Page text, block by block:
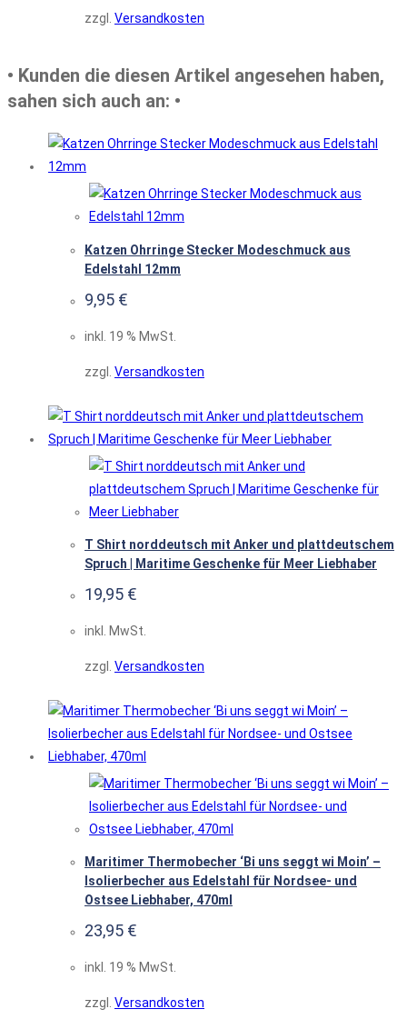
zzgl. Versandkosten
• Kunden die diesen Artikel angesehen haben,
sahen sich auch an: •
Katzen Ohrringe Stecker Modeschmuck aus
Edelstahl 12mm
9,95 €
inkl. 19 % MwSt.
zzgl. Versandkosten
T Shirt norddeutsch mit Anker und plattdeutschem
Spruch | Maritime Geschenke für Meer Liebhaber
19,95 €
inkl. MwSt.
zzgl. Versandkosten
Maritimer Thermobecher ‘Bi uns seggt wi Moin’ –
Isolierbecher aus Edelstahl für Nordsee- und
Ostsee Liebhaber, 470ml
23,95 €
inkl. 19 % MwSt.
zzgl. Versandkosten